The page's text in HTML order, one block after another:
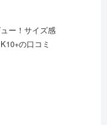
ー！サイズ感
の口コミ